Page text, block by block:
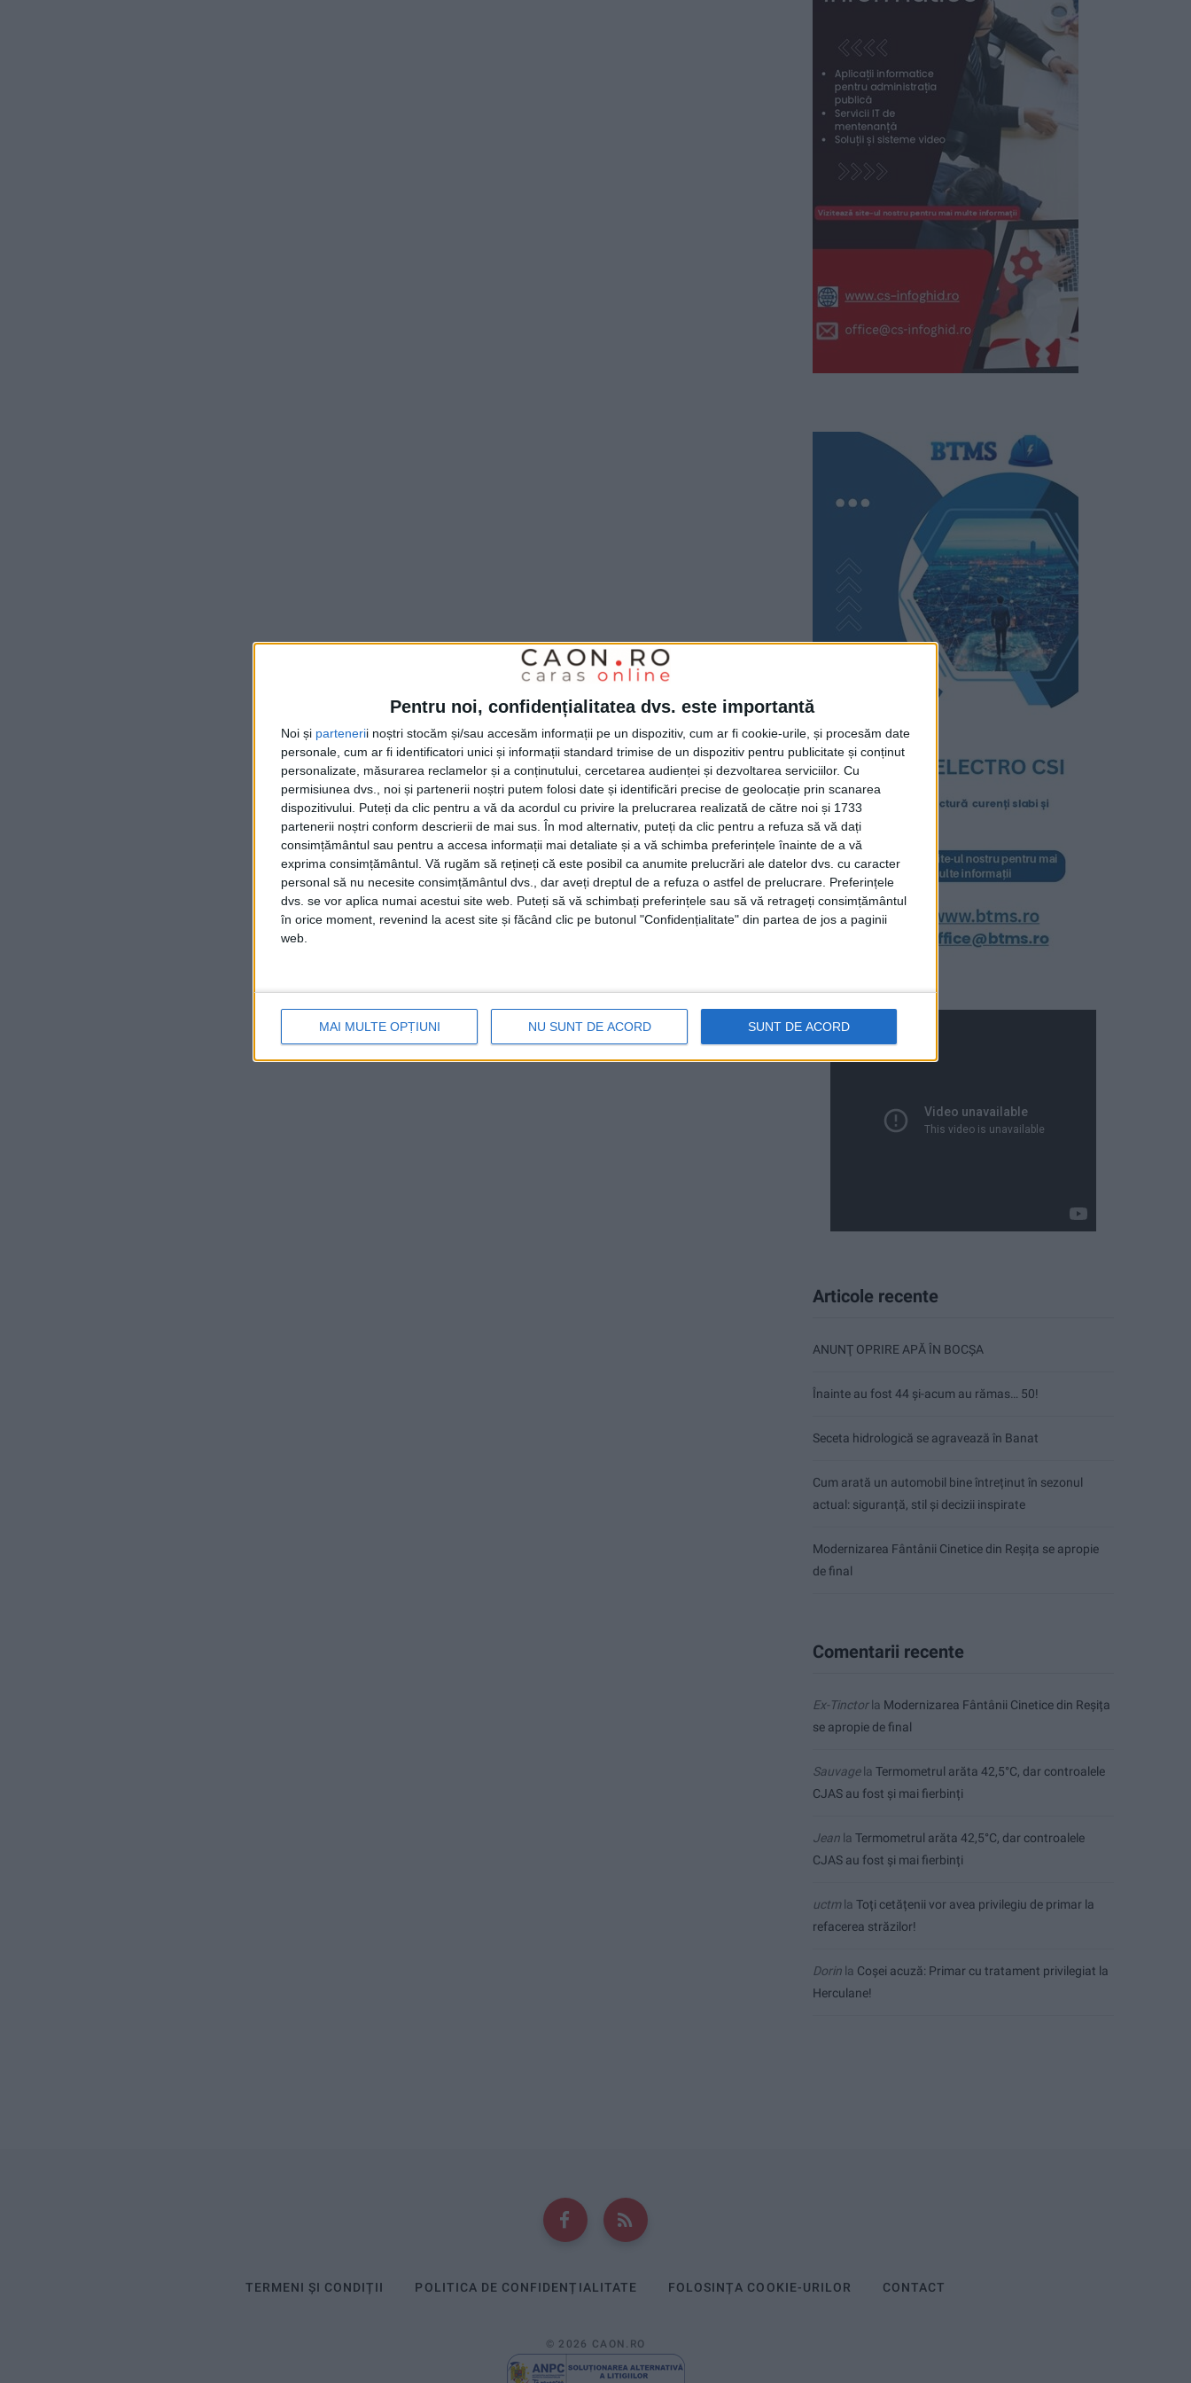
Pentru noi, confidențialitatea dvs. este importantă
Noi și partenerii noștri stocăm și/sau accesăm informații pe un dispozitiv, cum ar fi cookie-urile, și procesăm date
personale, cum ar fi identificatori unici și informații standard trimise de un dispozitiv pentru publicitate și conținut
personalizate, măsurarea reclamelor și a conținutului, cercetarea audienței și dezvoltarea serviciilor. Cu
permisiunea dvs., noi și partenerii noștri putem folosi date și identificări precise de geolocație prin scanarea
dispozitivului. Puteți da clic pentru a vă da acordul cu privire la prelucrarea realizată de către noi și 1733
partenerii noștri conform descrierii de mai sus. În mod alternativ, puteți da clic pentru a refuza să vă dați
consimțământul sau pentru a accesa informații mai detaliate și a vă schimba preferințele înainte de a vă
exprima consimțământul. Vă rugăm să rețineți că este posibil ca anumite prelucrări ale datelor dvs. cu caracter
personal să nu necesite consimțământul dvs., dar aveți dreptul de a refuza o astfel de prelucrare. Preferințele
dvs. se vor aplica numai acestui site web. Puteți să vă schimbați preferințele sau să vă retrageți consimțământul
în orice moment, revenind la acest site și făcând clic pe butonul "Confidențialitate" din partea de jos a paginii
web.
MAI MULTE OPȚIUNI NU SUNT DE ACORD SUNT DE ACORD
Articole recente
ANUNŢ OPRIRE APĂ ÎN BOCȘA
Înainte au fost 44 și-acum au rămas… 50!
Seceta hidrologică se agravează în Banat
Cum arată un automobil bine întreținut în sezonul
actual: siguranță, stil și decizii inspirate
Modernizarea Fântânii Cinetice din Reșița se apropie
de final
Comentarii recente
Ex-Tinctorla Modernizarea Fântânii Cinetice din Reșița
se apropie de final
Sauvagela Termometrul arăta 42,5°C, dar controalele
CJAS au fost și mai fierbinți
Jean la Termometrul arăta 42,5°C, dar controalele
CJAS au fost și mai fierbinți
uctmla Toți cetățenii vor avea privilegiu de primar la
refacerea străzilor!
Dorin la Coșei acuză: Primar cu tratament privilegiat la
Herculane!
TERMENI ȘI CONDIȚII POLITICA DE CONFIDENȚIALITATE FOLOSINȚA COOKIE-URILOR CONTACT
© 2026 CAON.RO